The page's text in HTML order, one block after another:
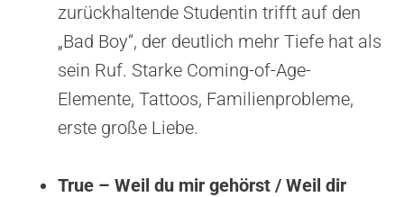
zurückhaltende Studentin trifft auf den
„Bad Boy“, der deutlich mehr Tiefe hat als
sein Ruf. Starke Coming-of-Age-
Elemente, Tattoos, Familienprobleme,
erste große Liebe.
True – Weil du mir gehörst / Weil dir